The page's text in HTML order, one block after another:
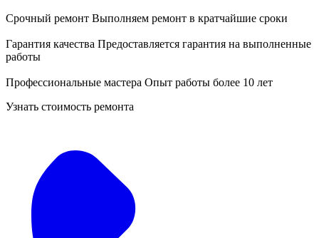
Срочный ремонт Выполняем ремонт в кратчайшие сроки
Гарантия качества Предоставляется гарантия на выполненные
работы
Профессиональные мастера Опыт работы более 10 лет
Узнать стоимость ремонта